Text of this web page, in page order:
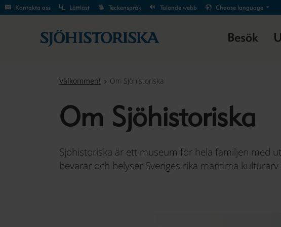
Kontakta oss Lättläst Teckenspråk Talande webb Choose language
Besök
Välkommen! Om Sjöhistoriska
Om Sjöhistoriska
Sjöhistoriska är ett museum för hela familjen med
bevarar och belyser Sveriges rika maritima